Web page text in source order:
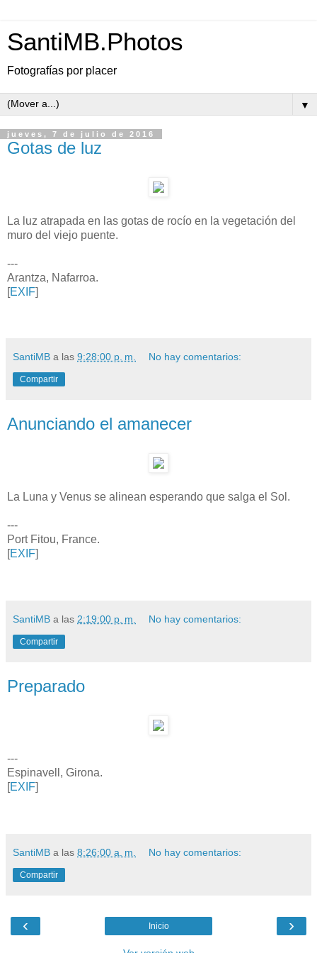
SantiMB.Photos
Fotografías por placer
▼
jueves, 7 de julio de 2016
Gotas de luz
La luz atrapada en las gotas de rocío en la vegetación del
muro del viejo puente.
---
Arantza, Nafarroa.
[EXIF]
SantiMB a las 9:28:00 p. m. No hay comentarios:
Compartir
Anunciando el amanecer
La Luna y Venus se alinean esperando que salga el Sol.
---
Port Fitou, France.
[EXIF]
SantiMB a las 2:19:00 p. m. No hay comentarios:
Compartir
Preparado
---
Espinavell, Girona.
[EXIF]
SantiMB a las 8:26:00 a. m. No hay comentarios:
Compartir
‹ ›
Inicio